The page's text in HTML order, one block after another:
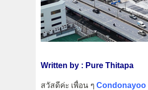
Written by : Pure Thitapa
สวัสดีค่ะ เพื่อน ๆ Condonayoo